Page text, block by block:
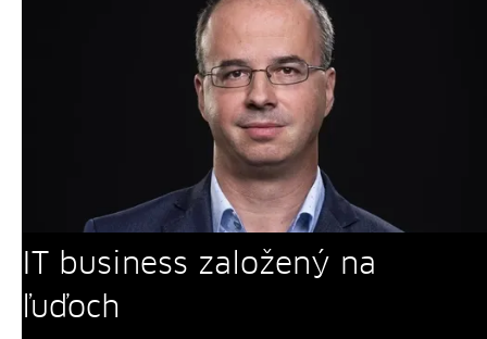
IT business založený na
ľuďoch